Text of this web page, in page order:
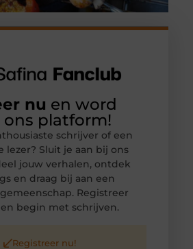
nu en word
ons platform!
schrijver of een
lezer? Sluit je aan bij ons
jouw verhalen, ontdek
en draag bij aan een
Registreer
begin met schrijven.
Registreer nu!